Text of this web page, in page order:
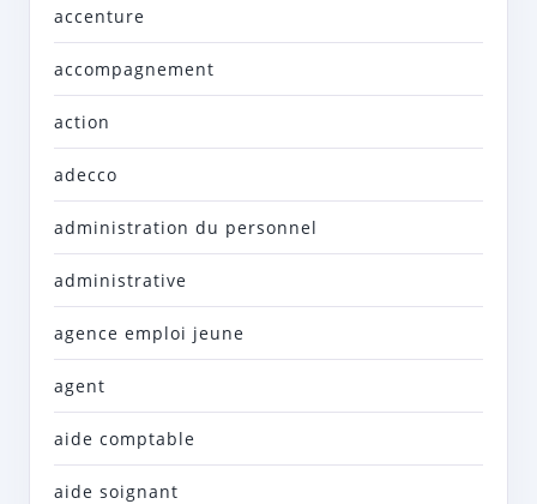
accenture
accompagnement
action
adecco
administration du personnel
administrative
agence emploi jeune
agent
aide comptable
aide soignant